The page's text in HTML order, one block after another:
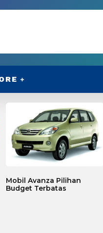
Mobil Avanza Pilihan
Budget Terbatas